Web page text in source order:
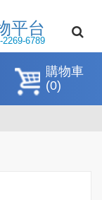
購物平
專線：02-2269-
購物車
(0)